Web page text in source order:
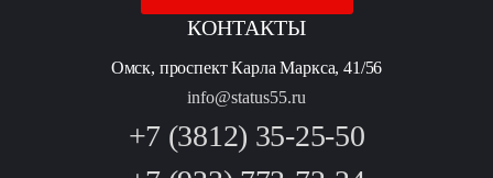
КОНТАКТЫ
Омск, проспект Карла Маркса, 41/56
info@status55.ru
+7 (3812) 35-25-50